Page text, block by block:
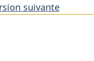
suivantede